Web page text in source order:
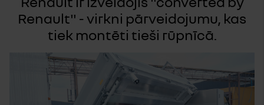
Renault" - virkni pārveidojumu, kas
tiek montēti tieši rūpnīcā.